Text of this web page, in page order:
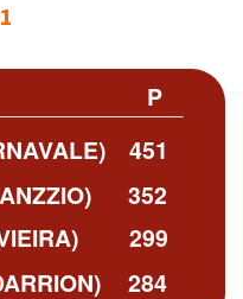
P
451
352
299
284